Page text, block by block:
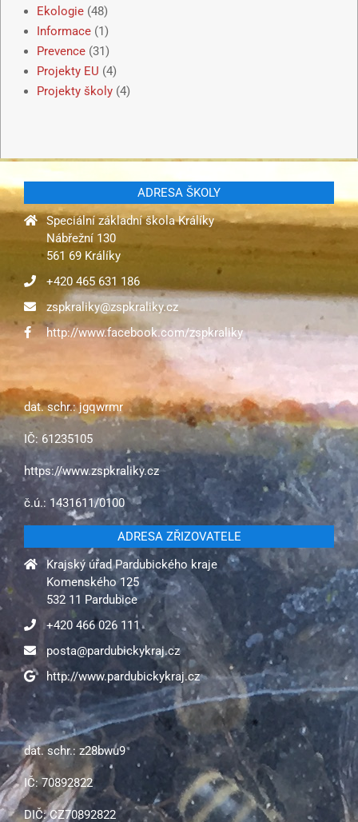
Ekologie (48)
Informace (1)
Prevence (31)
Projekty EU (4)
Projekty školy (4)
ADRESA ŠKOLY
Speciální základní škola Králíky
Nábřežní 130
561 69 Králíky
+420 465 631 186
zspkraliky@zspkraliky.cz
http://www.facebook.com/zspkraliky
dat. schr.: jgqwrmr
IČ: 61235105
https://www.zspkraliky.cz
č.ú.: 1431611/0100
ADRESA ZŘIZOVATELE
Krajský úřad Pardubického kraje
Komenského 125
532 11 Pardubice
+420 466 026 111
posta@pardubickykraj.cz
http://www.pardubickykraj.cz
dat. schr.: z28bwu9
IČ: 70892822
DIČ: CZ70892822